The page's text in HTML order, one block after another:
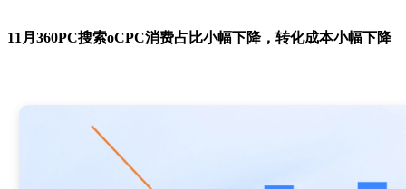
11月360PC搜索oCPC消费占比小幅下降，转化成本小幅下降